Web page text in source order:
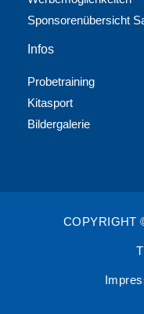
Sponsorenübersicht
Infos
Probetraining
Kitasport
Bildergalerie
COPYRIGHT